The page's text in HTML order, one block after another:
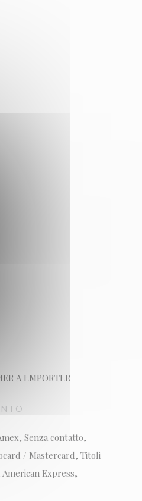
A EMPORTER
Senza contatto,
/ Mastercard, Titoli
Express,